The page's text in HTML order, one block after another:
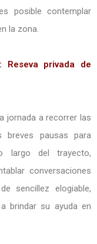
posible contemplar
la zona.
Reseva privada de
jornada a recorrer las
breves pausas para
largo del trayecto,
conversaciones
sencillez elogiable,
brindar su ayuda en